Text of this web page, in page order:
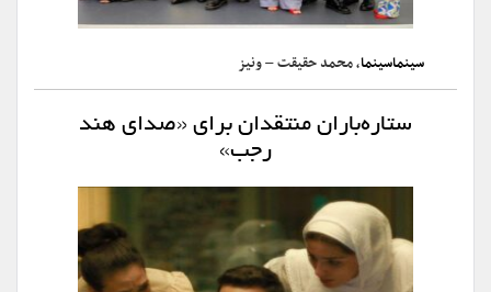
سینماسینما، محمد حقیقت – ونیز
ستاره‌باران منتقدان برای «صدای هند
رجب»